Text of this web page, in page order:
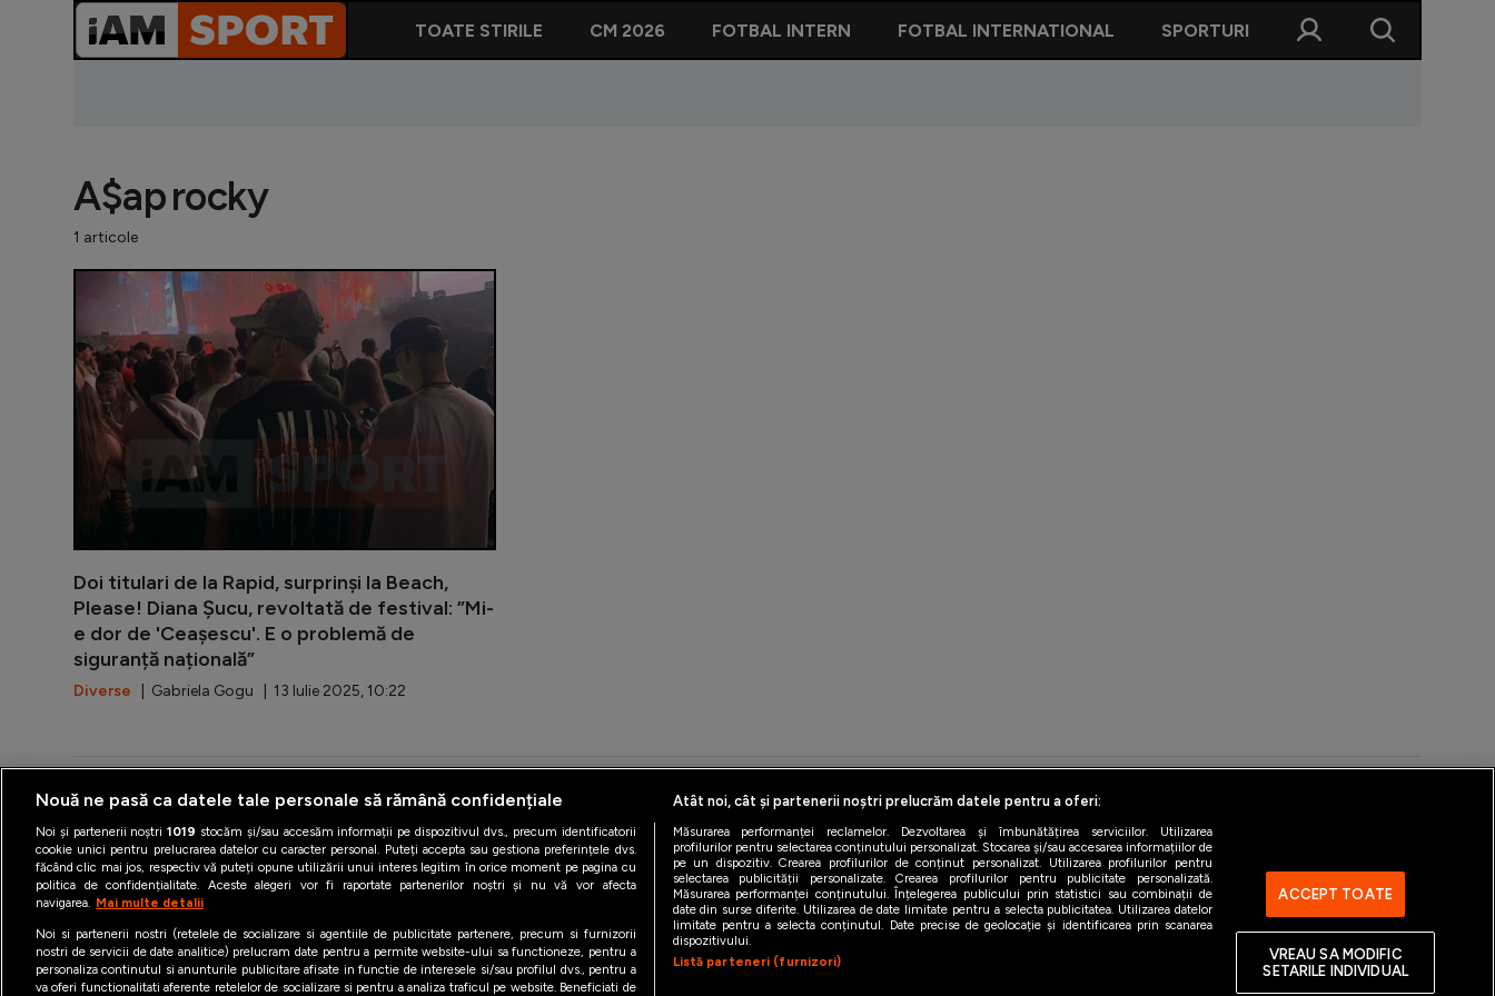
TOATE STIRILE CM 2026 FOTBAL INTERN FOTBAL INTERNATIONAL SPORTURI
A$ap rocky
1 articole
Doi titulari de la Rapid, surprinși la Beach,
Please! Diana Șucu, revoltată de festival: ”Mi-
e dor de 'Ceașescu'. E o problemă de
siguranță națională”
Diverse | Gabriela Gogu | 13 Iulie 2025, 10:22
iAMsport.ro © 2026
Termeni şi condiţii Politica de confidentialitate Politica de utilizare Cookies Cine suntem Contact Gestionați preferințele
Nouă ne pasă ca datele tale personale să rămână confidențiale
Noi și partenerii noștri1019 stocăm și/sau accesăm informații pe dispozitivul dvs., precum identificatorii
cookie unici pentru prelucrarea datelor cu caracter personal. Puteți accepta sau gestiona preferințele dvs.
făcând clic mai jos, respectiv vă puteți opune utilizării unui interes legitim în orice moment pe pagina cu
politica de confidențialitate. Aceste alegeri vor fi raportate partenerilor noștri și nu vă vor afecta
navigarea. Mai multe detalii
Noi si partenerii nostri (retelele de socializare si agentiile de publicitate partenere, precum si furnizorii
nostri de servicii de date analitice) prelucram date pentru a permite website-ului sa functioneze, pentru a
personaliza continutul si anunturile publicitare afisate in functie de interesele si/sau profilul dvs., pentru a
va oferi functionalitati aferente retelelor de socializare si pentru a analiza traficul pe website. Beneficiati de
Atât noi, cât și partenerii noștri prelucrăm datele pentru a oferi:
Măsurarea performanței reclamelor. Dezvoltarea și îmbunătățirea serviciilor. Utilizarea
profilurilor pentru selectarea conținutului personalizat. Stocarea și/sau accesarea informațiilor de
pe un dispozitiv. Crearea profilurilor de conținut personalizat. Utilizarea profilurilor pentru
selectarea publicității personalizate. Crearea profilurilor pentru publicitate personalizată.
Măsurarea performanței conținutului. Înțelegerea publicului prin statistici sau combinații de
date din surse diferite. Utilizarea de date limitate pentru a selecta publicitatea. Utilizarea datelor
limitate pentru a selecta conținutul. Date precise de geolocație și identificarea prin scanarea
dispozitivului.
Listă parteneri (furnizori)
ACCEPT TOATE
VREAU SA MODIFIC
SETARILE INDIVIDUAL